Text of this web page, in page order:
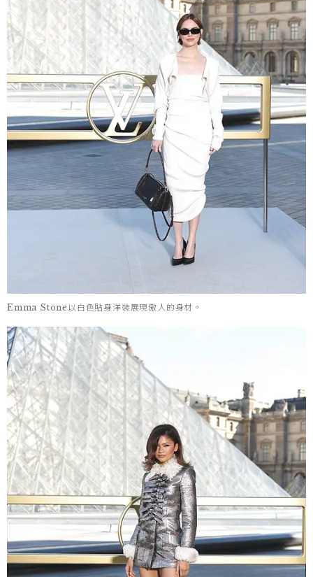
Emma Stone以白色貼身洋裝展現傲人的身材。